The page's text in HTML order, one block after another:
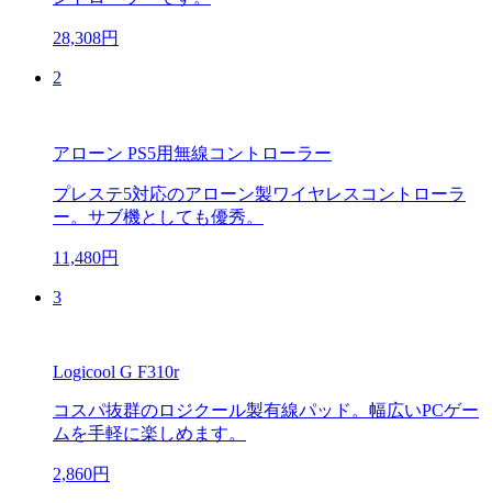
28,308円
2
アローン PS5用無線コントローラー
プレステ5対応のアローン製ワイヤレスコントローラ
ー。サブ機としても優秀。
11,480円
3
Logicool G F310r
コスパ抜群のロジクール製有線パッド。幅広いPCゲー
ムを手軽に楽しめます。
2,860円